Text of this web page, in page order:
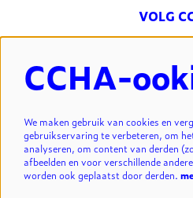
VOLG
CCHA-
We maken gebruik van cookies en
gebruikservaring te verbeteren, om
analyseren, om content van derden
afbeelden en voor verschillende
worden ook geplaatst door derden.